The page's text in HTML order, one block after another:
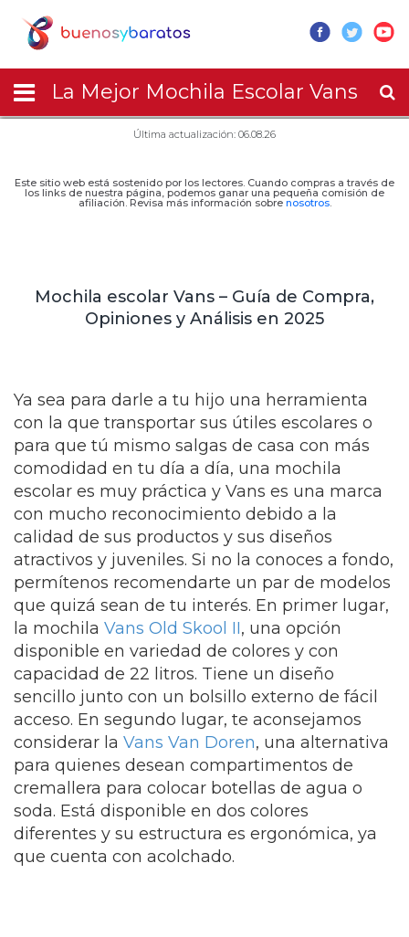
La Mejor Mochila Escolar Vans
Última actualización: 06.08.26
Este sitio web está sostenido por los lectores. Cuando compras a través de
los links de nuestra página, podemos ganar una pequeña comisión de
afiliación. Revisa más información sobre nosotros.
Mochila escolar Vans – Guía de Compra,
Opiniones y Análisis en 2025
Ya sea para darle a tu hijo una herramienta
con la que transportar sus útiles escolares o
para que tú mismo salgas de casa con más
comodidad en tu día a día, una mochila
escolar es muy práctica y Vans es una marca
con mucho reconocimiento debido a la
calidad de sus productos y sus diseños
atractivos y juveniles. Si no la conoces a fondo,
permítenos recomendarte un par de modelos
que quizá sean de tu interés. En primer lugar,
la mochila Vans Old Skool II, una opción
disponible en variedad de colores y con
capacidad de 22 litros. Tiene un diseño
sencillo junto con un bolsillo externo de fácil
acceso. En segundo lugar, te aconsejamos
considerar la Vans Van Doren, una alternativa
para quienes desean compartimentos de
cremallera para colocar botellas de agua o
soda. Está disponible en dos colores
diferentes y su estructura es ergonómica, ya
que cuenta con acolchado.